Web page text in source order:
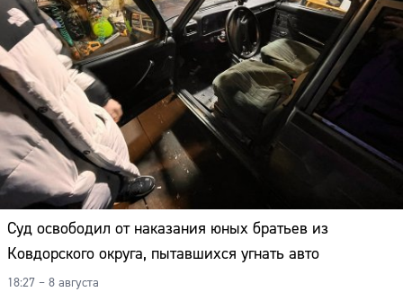
Суд освободил от наказания юных братьев из
Ковдорского округа, пытавшихся угнать авто
18:27 – 8 августа